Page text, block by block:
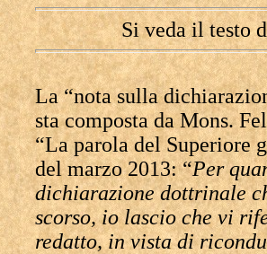
Si veda il testo
La “nota sulla
sta composta da Mons.
“La parola del Superiore
del marzo 2013: “Per
dichiarazione dottrinale
scorso, io lascio che vi
redatto, in vista di